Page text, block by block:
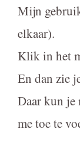
Mijn
elkaar).
Klik in het
En dan zie
Daar kun je
me toe te